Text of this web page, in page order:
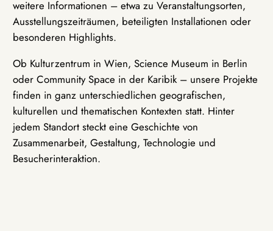
weitere Informationen – etwa zu Veranstaltungsorten,
Ausstellungszeiträumen, beteiligten Installationen oder
besonderen Highlights.
Ob Kulturzentrum in Wien, Science Museum in Berlin
oder Community Space in der Karibik – unsere Projekte
finden in ganz unterschiedlichen geografischen,
kulturellen und thematischen Kontexten statt. Hinter
jedem Standort steckt eine Geschichte von
Zusammenarbeit, Gestaltung, Technologie und
Besucherinteraktion.